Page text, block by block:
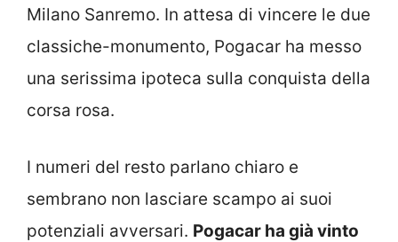
Milano Sanremo. In attesa di vincere le due
classiche-monumento, Pogacar ha messo
una serissima ipoteca sulla conquista della
corsa rosa.
I numeri del resto parlano chiaro e
sembrano non lasciare scampo ai suoi
potenziali avversari. Pogacar ha già vinto